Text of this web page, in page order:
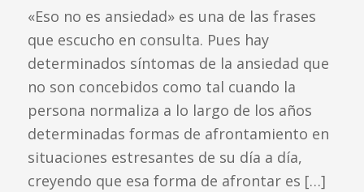
«Eso no es ansiedad» es una de las frases
que escucho en consulta. Pues hay
determinados síntomas de la ansiedad que
no son concebidos como tal cuando la
persona normaliza a lo largo de los años
determinadas formas de afrontamiento en
situaciones estresantes de su día a día,
creyendo que esa forma de afrontar es […]